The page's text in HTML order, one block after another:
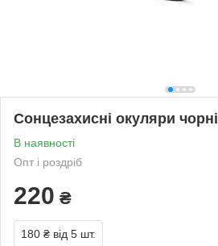
Сонцезахисні окуляри чорні
В наявності
Опт і роздріб
220 ₴
180 ₴ від 5 шт.